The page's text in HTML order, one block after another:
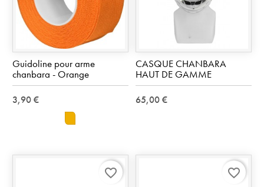
Guidoline pour arme
chanbara - Orange
3,90 €
orange
CASQUE CHANBARA
HAUT DE GAMME
65,00 €
favorite_border favorite_border